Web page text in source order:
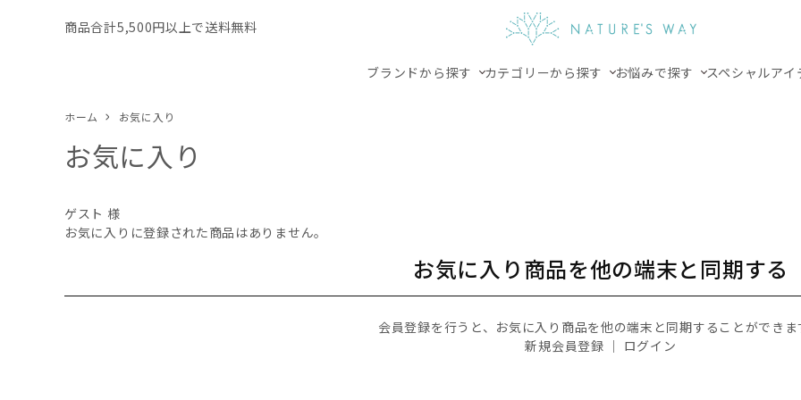
商品合計5,500円以上で送料無料
ブランドから探す カテゴリーから探す お悩みで探す スペシャルアイ
お気に入り
ゲスト 様
お気に入りに登録された商品はありません。
ホーム お気に入り
お気に入り商品を他の端末と同期する
会員登録を行うと、お気に入り商品を他の端末と同期することができま
新規会員登録 ｜ ログイン